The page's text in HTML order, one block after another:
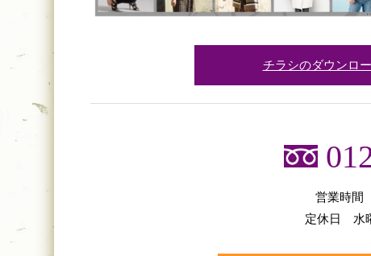
チラシのダウンロ
営業時間
定休日 水